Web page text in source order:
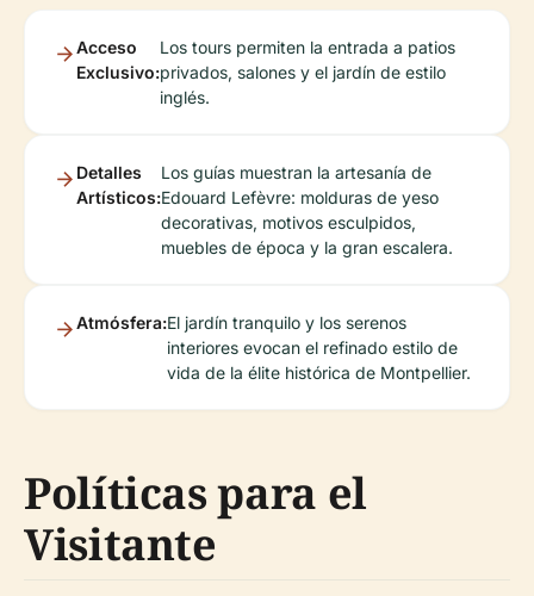
Acceso
Exclusivo:
Los tours permiten la entrada a patios
privados, salones y el jardín de estilo
inglés.
Detalles
Artísticos:
Los guías muestran la artesanía de
Edouard Lefèvre: molduras de yeso
decorativas, motivos esculpidos,
muebles de época y la gran escalera.
Atmósfera:El jardín tranquilo y los serenos
interiores evocan el refinado estilo de
vida de la élite histórica de Montpellier.
Políticas para el
Visitante